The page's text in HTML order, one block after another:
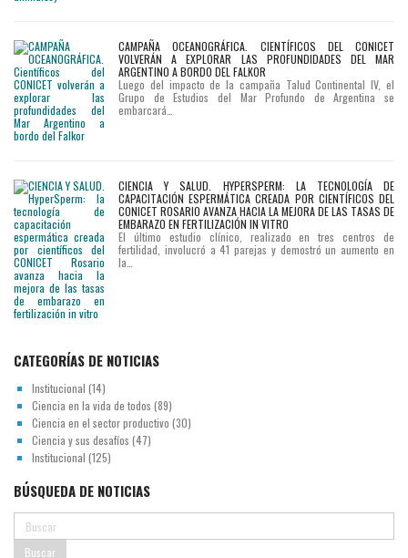
CAMPAÑA OCEANOGRÁFICA. CIENTÍFICOS DEL CONICET
VOLVERÁN A EXPLORAR LAS PROFUNDIDADES DEL MAR
ARGENTINO A BORDO DEL FALKOR
Luego del impacto de la campaña Talud Continental IV, el
Grupo de Estudios del Mar Profundo de Argentina se
embarcará…
CIENCIA Y SALUD. HYPERSPERM: LA TECNOLOGÍA DE
CAPACITACIÓN ESPERMÁTICA CREADA POR CIENTÍFICOS DEL
CONICET ROSARIO AVANZA HACIA LA MEJORA DE LAS TASAS DE
EMBARAZO EN FERTILIZACIÓN IN VITRO
El último estudio clínico, realizado en tres centros de
fertilidad, involucró a 41 parejas y demostró un aumento en
la…
CATEGORÍAS DE NOTICIAS
Institucional (14)
Ciencia en la vida de todos (89)
Ciencia en el sector productivo (30)
Ciencia y sus desafíos (47)
Institucional (125)
BÚSQUEDA DE NOTICIAS